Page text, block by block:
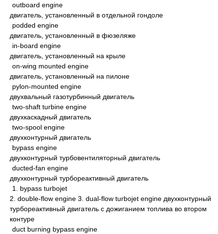
outboard engine
двигатель, установленный в отдельной гондоле
podded engine
двигатель, установленный в фюзеляже
in-board engine
двигатель, установленный на крыле
on-wing mounted engine
двигатель, установленный на пилоне
pylon-mounted engine
двухвальный газотурбинный двигатель
two-shaft turbine engine
двухкаскадный двигатель
two-spool engine
двухконтурный двигатель
bypass engine
двухконтурный турбовентиляторный двигатель
ducted-fan engine
двухконтурный турбореактивный двигатель
1. bypass turbojet
2. double-flow engine 3. dual-flow turbojet engine двухконтурный
турбореактивный двигатель с дожиганием топлива во втором
контуре
duct burning bypass engine